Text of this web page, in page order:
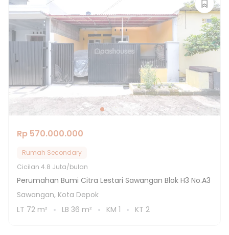
Rp 570.000.000
Rumah Secondary
Cicilan 4.8 Juta/bulan
Perumahan Bumi Citra Lestari Sawangan Blok H3 No.A3
Sawangan, Kota Depok
LT 72 m² LB 36 m² KM 1 KT 2